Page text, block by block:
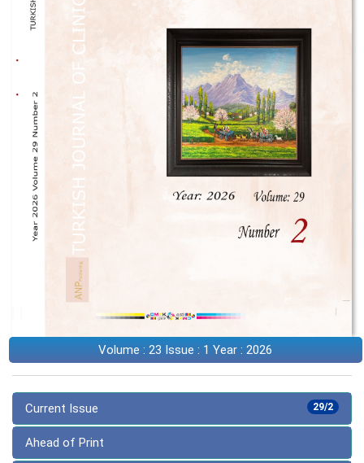
Volume : 23 Issue : 1 Year : 2026
29/2
Current Issue
Ahead of Print